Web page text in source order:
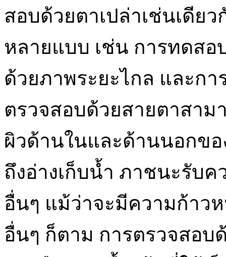
สอบด้วยตาเปล่าเช่นเดีย
หลายแบบ เช่น การทดส
ด้วยภาพระยะไกล และก
ตรวจสอบด้วยสายตาสาม
ผิวด้านในและด้านนอกขอ
ถึงอ่างเก็บน้ำ ภาชนะรับ
อื่นๆ แม้ว่าจะมีความก้าว
อื่นๆ ก็ตาม การตรวจสอบ